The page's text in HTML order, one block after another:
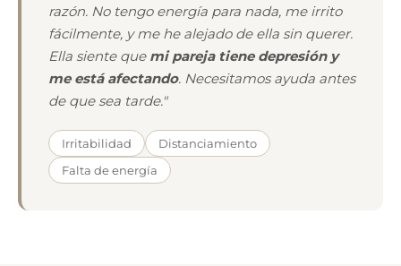
razón. No tengo energía para nada, me irrito
fácilmente, y me he alejado de ella sin querer.
Ella siente que mi pareja tiene depresión y
me está afectando. Necesitamos ayuda antes
de que sea tarde."
Irritabilidad
Distanciamiento
Falta de energía